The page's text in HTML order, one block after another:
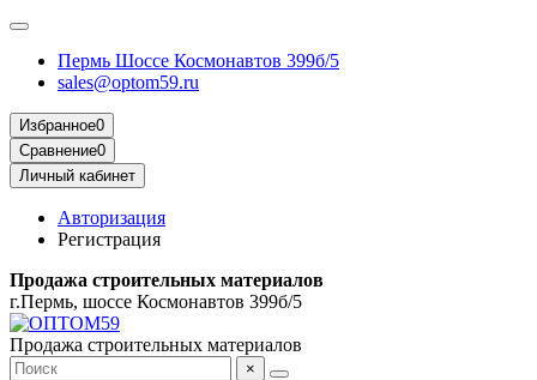
Пермь Шоссе Космонавтов 399б/5
sales@optom59.ru
Избранное0
Сравнение0
Личный кабинет
Авторизация
Регистрация
Продажа строительных материалов
г.Пермь, шоссе Космонавтов 399б/5
Продажа строительных материалов
×